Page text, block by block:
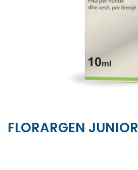
FLORARGEN JUNIOR